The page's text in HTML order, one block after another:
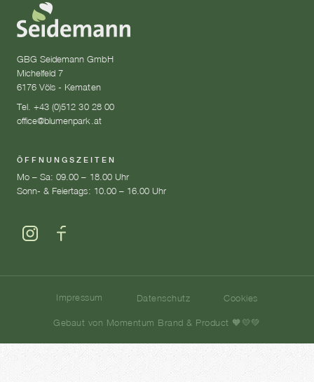
GBG Seidemann GmbH
Michelfeld 7
6176 Völs - Kematen
Tel. +43 (0)512 30 28 00
office@blumenpark.at
ÖFFNUNGSZEITEN
Mo – Sa: 09.00 – 18.00 Uhr
Sonn- & Feiertags: 10.00 – 16.00 Uhr
Impressum Datenschutz Cookies
Gebaut von Momentum Brand & Product 🧡💛💚